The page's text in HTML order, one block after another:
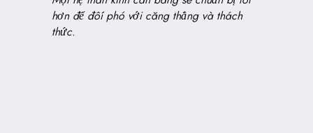
hơn để đối phó với căng thẳng và thách
thức.